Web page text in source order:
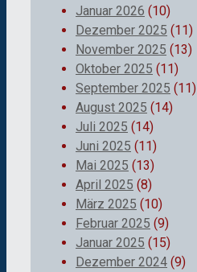
Januar 2026 (10)
Dezember 2025 (11)
November 2025 (13)
Oktober 2025 (11)
September 2025 (11)
August 2025 (14)
Juli 2025 (14)
Juni 2025 (11)
Mai 2025 (13)
April 2025 (8)
März 2025 (10)
Februar 2025 (9)
Januar 2025 (15)
Dezember 2024 (9)